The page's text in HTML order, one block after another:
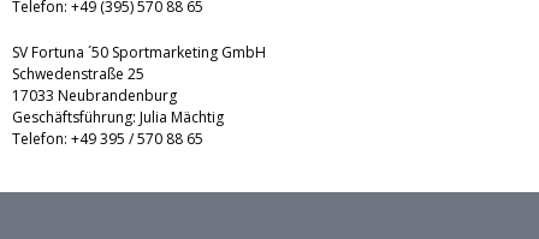
Telefon: +49 (395) 570 88 65
SV Fortuna ´50 Sportmarketing GmbH
Schwedenstraße 25
17033 Neubrandenburg
Geschäftsführung: Julia Mächtig
Telefon: +49 395 / 570 88 65